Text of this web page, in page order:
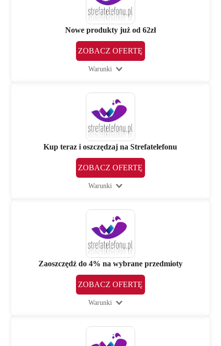
Nowe produkty już od 62zł
ZOBACZ OFERTĘ
Warunki
Kup teraz i oszczędzaj na Strefatelefonu
ZOBACZ OFERTĘ
Warunki
Zaoszczędź do 4% na wybrane przedmioty
ZOBACZ OFERTĘ
Warunki